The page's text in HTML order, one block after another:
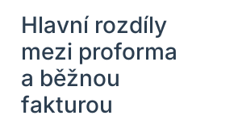
Hlavní rozdíly
mezi proforma
a běžnou
fakturou